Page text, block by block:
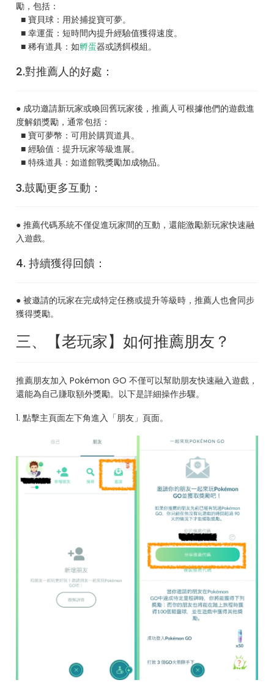
勵，包括：
■ 寶貝球：用於捕捉寶可夢。
■ 幸運蛋：短時間內提升經驗值獲得速度。
■ 稀有道具：如孵蛋器或誘餌模組。
2.對推薦人的好處：
● 成功邀請新玩家或喚回舊玩家後，推薦人可根據他們的遊戲進
度解鎖獎勵，通常包括：
■ 寶可夢幣：可用於購買道具。
■ 經驗值：提升玩家等級進展。
■ 特殊道具：如道館戰獎勵加成物品。
3.鼓勵更多互動：
● 推薦代碼系統不僅促進玩家間的互動，還能激勵新玩家快速融
入遊戲。
4. 持續獲得回饋：
● 被邀請的玩家在完成特定任務或提升等級時，推薦人也會同步
獲得獎勵。
三、【老玩家】如何推薦朋友？
推薦朋友加入 Pokémon GO 不僅可以幫助朋友快速融入遊戲，
還能為自己賺取額外獎勵。以下是詳細操作步驟。
1. 點擊主頁面左下角進入「朋友」頁面。